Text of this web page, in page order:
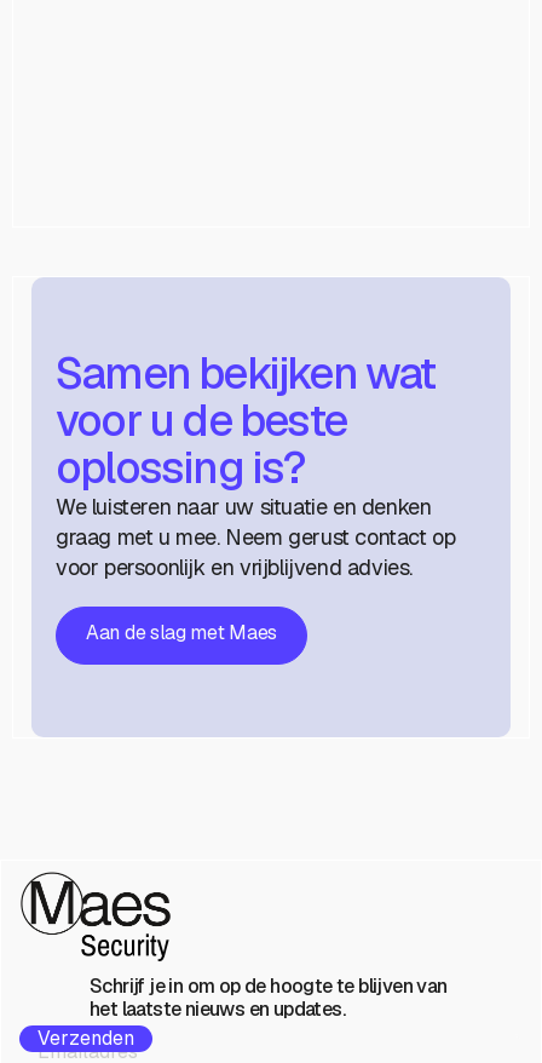
Samen bekijken wat
voor u de beste
oplossing is?
We luisteren naar uw situatie en denken
graag met u mee. Neem gerust contact op
voor persoonlijk en vrijblijvend advies.
Aan de slag met Maes
Schrijf je in om op de hoogte te blijven van
het laatste nieuws en updates.